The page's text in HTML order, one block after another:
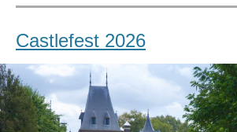
Castlefest 2026